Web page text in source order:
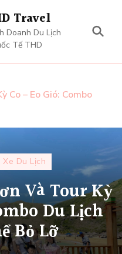
Travel
Doanh Du Lịch
Tế THD
Co – Eo Gió: Combo
Xe Du Lịch
Và Tour Kỳ
Du Lịch
Bỏ Lỡ